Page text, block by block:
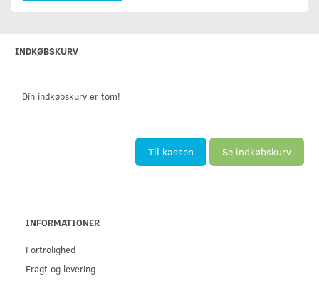
INDKØBSKURV
Din indkøbskurv er tom!
Til kassen Se indkøbskurv
INFORMATIONER
Fortrolighed
Fragt og levering